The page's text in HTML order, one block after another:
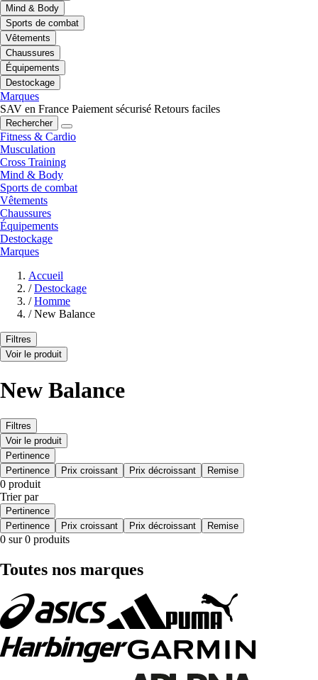
Mind & Body
Sports de combat
Vêtements
Chaussures
Équipements
Destockage
Marques
SAV en France Paiement sécurisé Retours faciles
Rechercher
Fitness & Cardio
Musculation
Cross Training
Mind & Body
Sports de combat
Vêtements
Chaussures
Équipements
Destockage
Marques
Accueil
/ Destockage
/ Homme
/ New Balance
Filtres
Voir le produit
New Balance
Filtres
Voir le produit
Pertinence
Pertinence
Prix croissant Prix décroissant Remise
0 produit
Trier par
Pertinence
Pertinence
Prix croissant Prix décroissant Remise
0 sur 0 produits
Toutes nos marques